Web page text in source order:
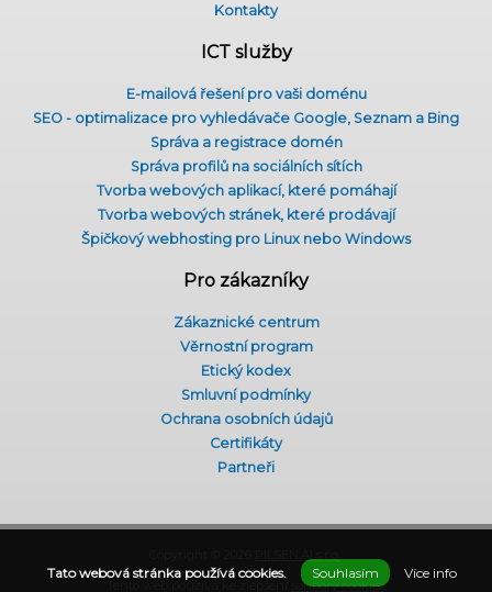
Kontakty
ICT služby
E-mailová řešení pro vaši doménu
SEO - optimalizace pro vyhledávače Google, Seznam a Bing
Správa a registrace domén
Správa profilů na sociálních sítích
Tvorba webových aplikací, které pomáhají
Tvorba webových stránek, které prodávají
Špičkový webhosting pro Linux nebo Windows
Pro zákazníky
Zákaznické centrum
Věrnostní program
Etický kodex
Smluvní podmínky
Ochrana osobních údajů
Certifikáty
Partneři
soubory cookies.
Tato webová stránka používá cookies. Souhlasím Více info